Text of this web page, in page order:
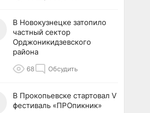
В Новокузнецке затопило
частный сектор
Орджоникидзевского
района
68 Обсудить
В Прокопьевске стартовал V
фестиваль «ПРОпикник»